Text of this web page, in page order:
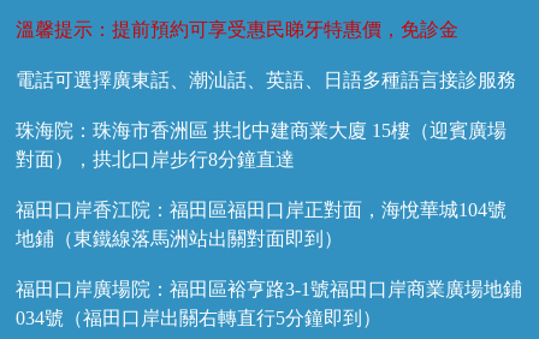
溫馨提示：提前預約可享受惠民睇牙特惠價，免診金
電話可選擇廣東話、潮汕話、英語、日語多種語言接診服務
珠海院：珠海市香洲區 拱北中建商業大廈 15樓（迎賓廣場
對面），拱北口岸步行8分鐘直達
福田口岸香江院：福田區福田口岸正對面，海悅華城104號
地鋪（東鐵線落馬洲站出關對面即到）
福田口岸廣場院：福田區裕亨路3-1號福田口岸商業廣場地鋪
034號（福田口岸出關右轉直行5分鐘即到）